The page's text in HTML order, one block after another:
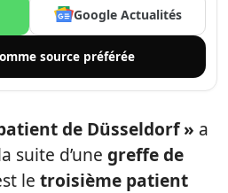
Google Actualités
source préférée
de Düsseldorf » a
suite d’une greffe de
le troisième patient